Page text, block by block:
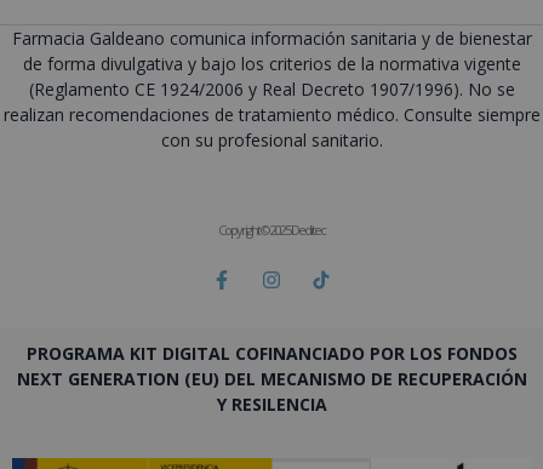
Farmacia Galdeano comunica información sanitaria y de bienestar
de forma divulgativa y bajo los criterios de la normativa vigente
(Reglamento CE 1924/2006 y Real Decreto 1907/1996). No se
realizan recomendaciones de tratamiento médico. Consulte siempre
con su profesional sanitario.
Copyright © 2025 Deditec
PROGRAMA KIT DIGITAL COFINANCIADO POR LOS FONDOS
NEXT GENERATION (EU) DEL MECANISMO DE RECUPERACIÓN
Y RESILENCIA